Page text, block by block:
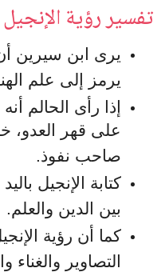
تفسير رؤية
يرى ابن سيرين
يرمز إلى علم
إذا رأى الحالم
على قهر العدو،
صاحب نفوذ.
كتابة الإنجيل
بين الدين والعلم.
كما أن رؤية
التصاوير